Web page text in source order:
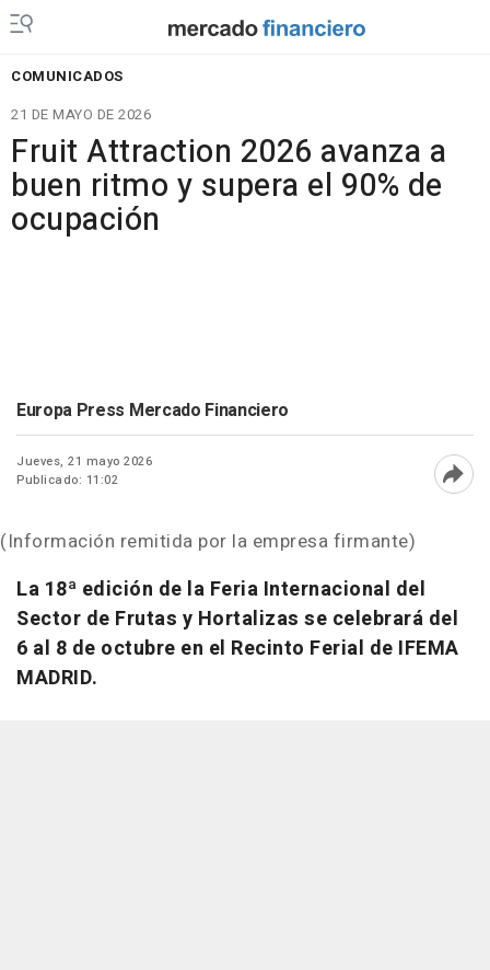
COMUNICADOS
21 DE MAYO DE 2026
Fruit Attraction 2026 avanza a
buen ritmo y supera el 90% de
ocupación
Europa Press Mercado Financiero
Jueves, 21 mayo 2026
Publicado: 11:02
(Información remitida por la empresa firmante)
La 18ª edición de la Feria Internacional del
Sector de Frutas y Hortalizas se celebrará del
6 al 8 de octubre en el Recinto Ferial de IFEMA
MADRID.